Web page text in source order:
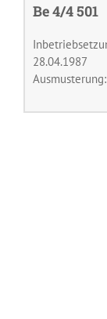
Be 4/4 501
28.04.1987